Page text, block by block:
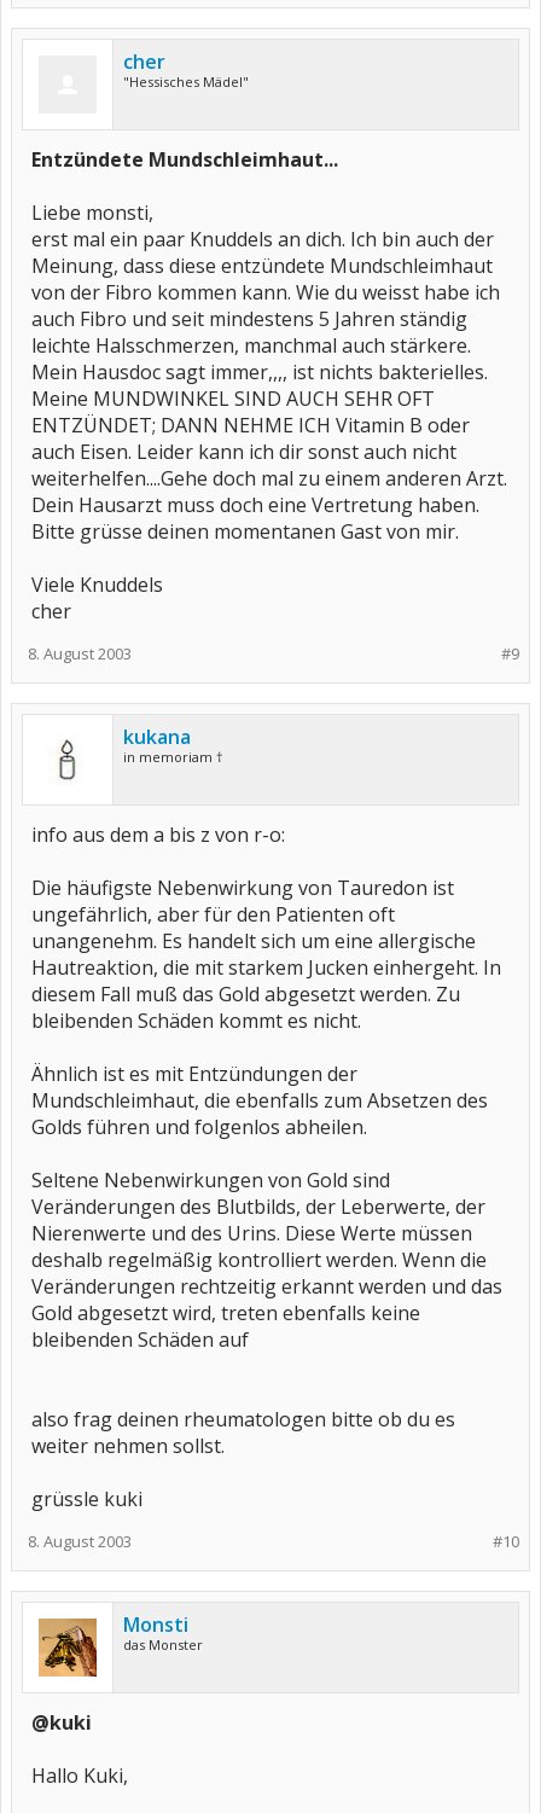
cher
"Hessisches Mädel"
Entzündete Mundschleimhaut...
Liebe monsti,
erst mal ein paar Knuddels an dich. Ich bin auch der
Meinung, dass diese entzündete Mundschleimhaut
von der Fibro kommen kann. Wie du weisst habe ich
auch Fibro und seit mindestens 5 Jahren ständig
leichte Halsschmerzen, manchmal auch stärkere.
Mein Hausdoc sagt immer,,,, ist nichts bakterielles.
Meine MUNDWINKEL SIND AUCH SEHR OFT
ENTZÜNDET; DANN NEHME ICH Vitamin B oder
auch Eisen. Leider kann ich dir sonst auch nicht
weiterhelfen....Gehe doch mal zu einem anderen Arzt.
Dein Hausarzt muss doch eine Vertretung haben.
Bitte grüsse deinen momentanen Gast von mir.
Viele Knuddels
cher
#9
8. August 2003
kukana
in memoriam †
info aus dem a bis z von r-o:
Die häufigste Nebenwirkung von Tauredon ist
ungefährlich, aber für den Patienten oft
unangenehm. Es handelt sich um eine allergische
Hautreaktion, die mit starkem Jucken einhergeht. In
diesem Fall muß das Gold abgesetzt werden. Zu
bleibenden Schäden kommt es nicht.
Ähnlich ist es mit Entzündungen der
Mundschleimhaut, die ebenfalls zum Absetzen des
Golds führen und folgenlos abheilen.
Seltene Nebenwirkungen von Gold sind
Veränderungen des Blutbilds, der Leberwerte, der
Nierenwerte und des Urins. Diese Werte müssen
deshalb regelmäßig kontrolliert werden. Wenn die
Veränderungen rechtzeitig erkannt werden und das
Gold abgesetzt wird, treten ebenfalls keine
bleibenden Schäden auf
also frag deinen rheumatologen bitte ob du es
weiter nehmen sollst.
grüssle kuki
#10
8. August 2003
Monsti
das Monster
@kuki
Hallo Kuki,